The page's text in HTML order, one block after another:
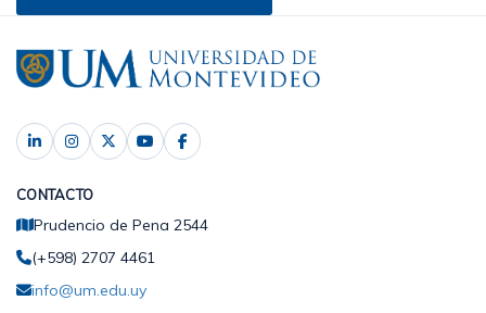
CONTACTO
Prudencio de Pena 2544
(+598) 2707 4461
info@um.edu.uy